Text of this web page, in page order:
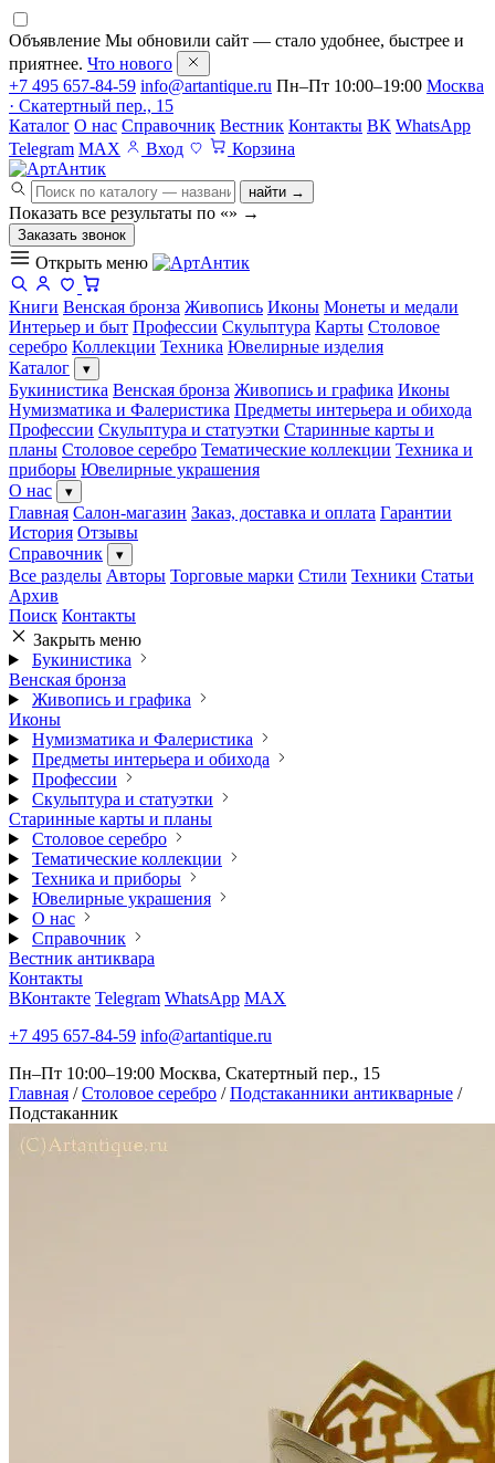
Объявление Мы обновили сайт — стало удобнее, быстрее и
приятнее. Что нового
+7 495 657-84-59 info@artantique.ru Пн–Пт 10:00–19:00 Москва
· Скатертный пер., 15
Каталог О нас Справочник Вестник Контакты ВК WhatsApp
Telegram MAX Вход Корзина
найти →
Показать все результаты по «» →
Заказать звонок
Открыть меню
Книги Венская бронза Живопись Иконы Монеты и медали
Интерьер и быт Профессии Скульптура Карты Столовое
серебро Коллекции Техника Ювелирные изделия
Каталог
▾
Букинистика Венская бронза Живопись и графика Иконы
Нумизматика и Фалеристика Предметы интерьера и обихода
Профессии Скульптура и статуэтки Старинные карты и
планы Столовое серебро Тематические коллекции Техника и
приборы Ювелирные украшения
О нас
▾
Главная Салон-магазин Заказ, доставка и оплата Гарантии
История Отзывы
Справочник
▾
Все разделы Авторы Торговые марки Стили Техники Статьи
Архив
Поиск Контакты
Закрыть меню
Букинистика
Венская бронза
Живопись и графика
Иконы
Нумизматика и Фалеристика
Предметы интерьера и обихода
Профессии
Скульптура и статуэтки
Старинные карты и планы
Столовое серебро
Тематические коллекции
Техника и приборы
Ювелирные украшения
О нас
Справочник
Вестник антиквара
Контакты
ВКонтакте Telegram WhatsApp MAX
+7 495 657-84-59 info@artantique.ru
Пн–Пт 10:00–19:00 Москва, Скатертный пер., 15
Главная / Столовое серебро / Подстаканники антикварные /
Подстаканник